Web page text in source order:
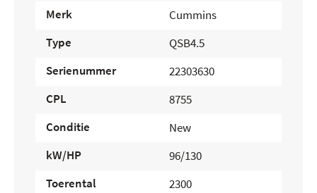
Merk
Cummins
Type
QSB4.5
Serienummer
22303630
CPL
8755
Conditie
New
kW/HP
96/130
Toerental
2300